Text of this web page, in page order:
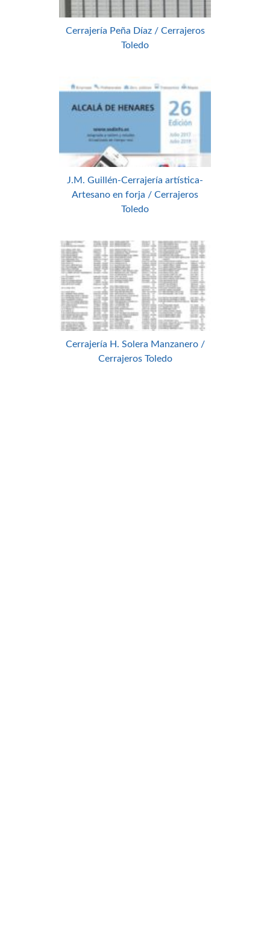
Cerrajería Peña Díaz / Cerrajeros
Toledo
J.M. Guillén-Cerrajería artística-
Artesano en forja / Cerrajeros
Toledo
Cerrajería H. Solera Manzanero /
Cerrajeros Toledo